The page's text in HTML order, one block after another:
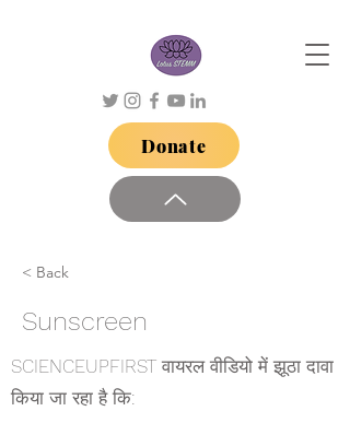
Donate
< Back
Sunscreen
SCIENCEUPFIRST वायरल वीडियो में झूठा दावा
किया जा रहा है कि: